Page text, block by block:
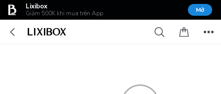
Lixibox
Giảm 500K khi mua trên App Mở